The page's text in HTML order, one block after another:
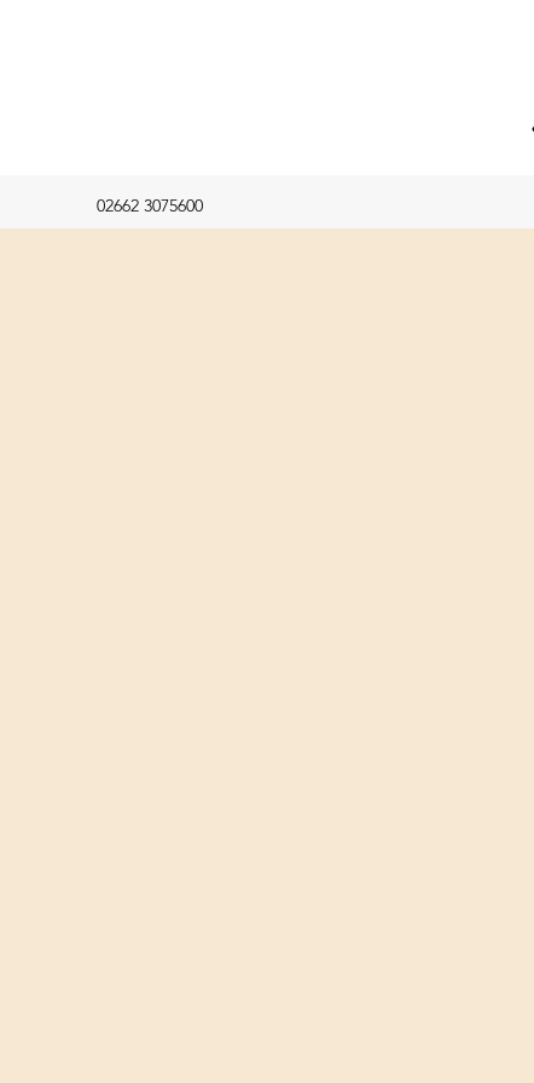
02662 3075600